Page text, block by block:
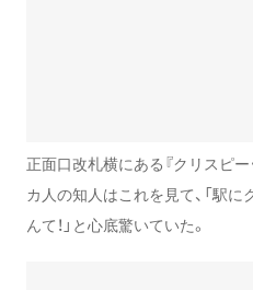
正面口改札横にある『クリスピー
カ人の知人はこれを見て、「駅
んて！」と心底驚いていた。